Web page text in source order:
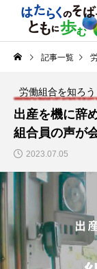
記事一覧
労働組合を知ろう
出産を機に辞
組合員の声が
2023.07.05